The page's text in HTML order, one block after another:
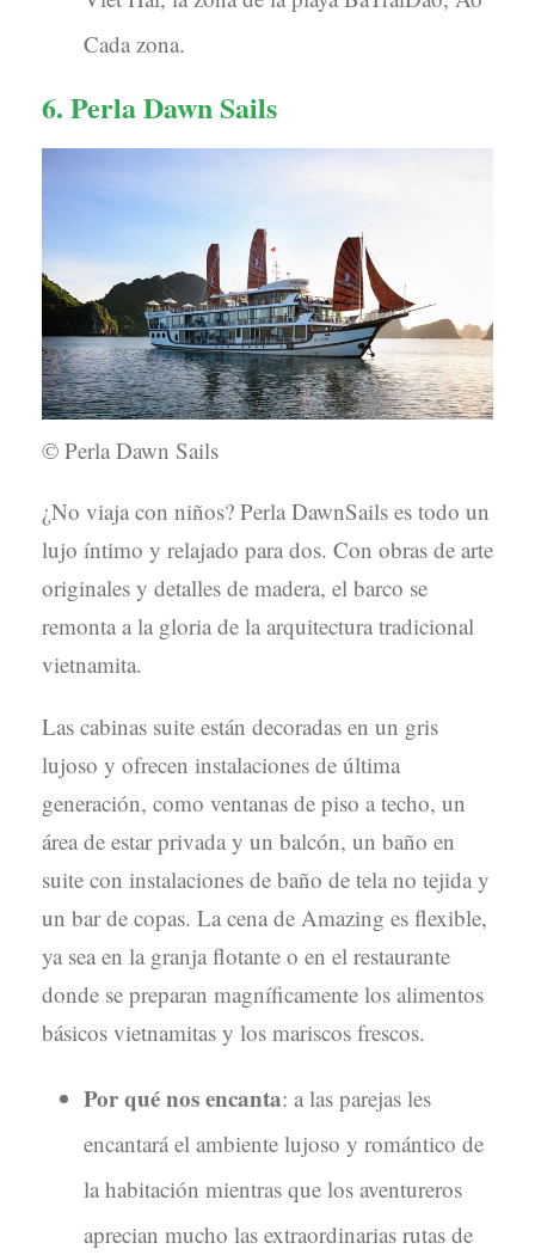
Cada zona.
6. Perla Dawn Sails
© Perla Dawn Sails
¿No viaja con niños? Perla DawnSails es todo un
lujo íntimo y relajado para dos. Con obras de arte
originales y detalles de madera, el barco se
remonta a la gloria de la arquitectura tradicional
vietnamita.
Las cabinas suite están decoradas en un gris
lujoso y ofrecen instalaciones de última
generación, como ventanas de piso a techo, un
área de estar privada y un balcón, un baño en
suite con instalaciones de baño de tela no tejida y
un bar de copas. La cena de Amazing es flexible,
ya sea en la granja flotante o en el restaurante
donde se preparan magníficamente los alimentos
básicos vietnamitas y los mariscos frescos.
Por qué nos encanta: a las parejas les
encantará el ambiente lujoso y romántico de
la habitación mientras que los aventureros
aprecian mucho las extraordinarias rutas de